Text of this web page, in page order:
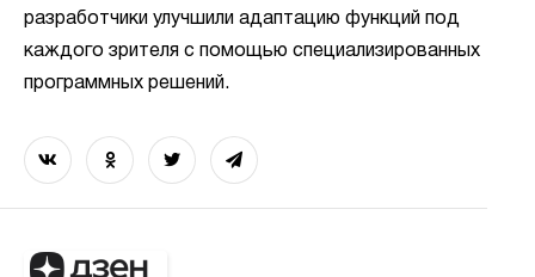
разработчики улучшили адаптацию функций под
каждого зрителя с помощью специализированных
программных решений.